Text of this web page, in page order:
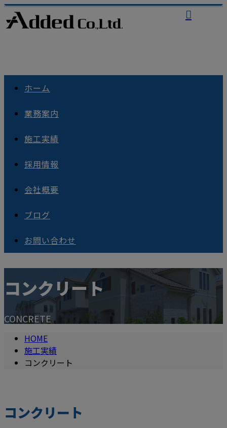
ホーム
業務案内
施工実績
採用情報
会社概要
ブログ
お問い合わせ
コンクリート
CONCRETE
HOME
施工実績
コンクリート
コンクリート